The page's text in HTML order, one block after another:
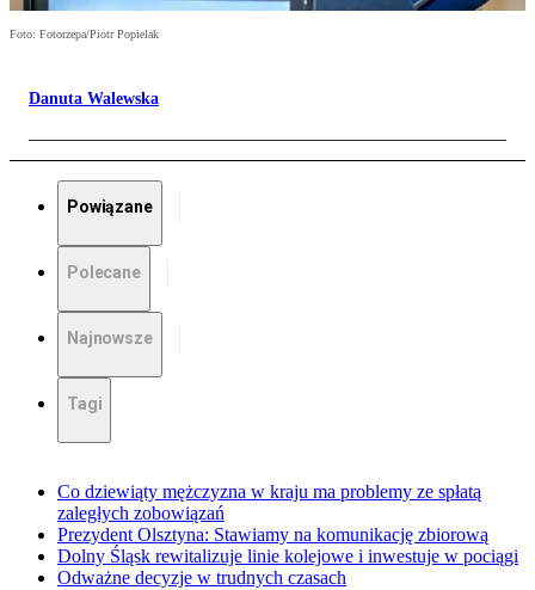
Foto: Fotorzepa/Piotr Popielak
Danuta Walewska
Powiązane
Polecane
Najnowsze
Tagi
Co dziewiąty mężczyzna w kraju ma problemy ze spłatą
zaległych zobowiązań
Prezydent Olsztyna: Stawiamy na komunikację zbiorową
Dolny Śląsk rewitalizuje linie kolejowe i inwestuje w pociągi
Odważne decyzje w trudnych czasach